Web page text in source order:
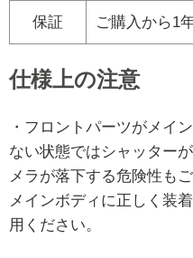
保証 ご購入から1
仕様上の注意
・フロントパーツがメイ
ない状態ではシャッター
メラが落下する危険性も
メインボディに正しく装
用ください。